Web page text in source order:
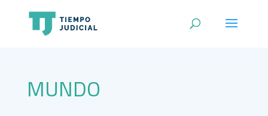
MUNDO